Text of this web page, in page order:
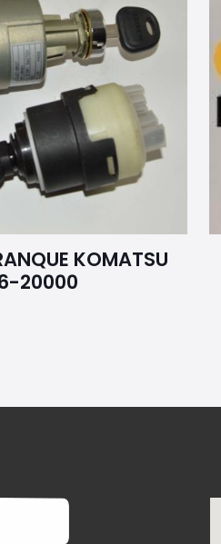
KOMATSU
20000